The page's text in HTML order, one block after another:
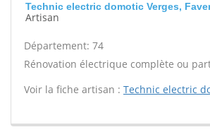
Technic electric domotic Verges,
Artisan
Département: 74
Rénovation électrique complète ou
Voir la fiche artisan : Technic electric